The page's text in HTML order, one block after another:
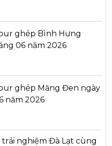
ghép Bình Hưng
06 năm 2026
ghép Măng Đen ngày
năm 2026
nghiệm Đà Lạt cùng